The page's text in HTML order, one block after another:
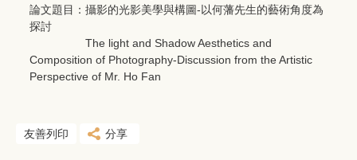
論文題目：攝影的光影美學與構圖-以何藩先生的藝術角度為
探討
The light and Shadow Aesthetics and
Composition of Photography-Discussion from the Artistic
Perspective of Mr. Ho Fan
友善列印 分享